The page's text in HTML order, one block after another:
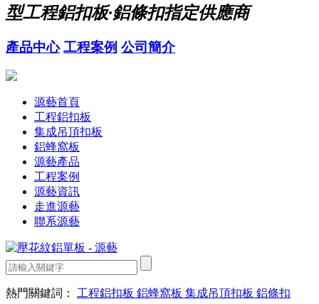
型工程鋁扣板·鋁條扣指定供應商
產品中心 工程案例 公司簡介
源藝首頁
工程鋁扣板
集成吊頂扣板
鋁蜂窩板
源藝產品
工程案例
源藝資訊
走進源藝
聯系源藝
熱門關鍵詞： 工程鋁扣板 鋁蜂窩板 集成吊頂扣板 鋁條扣